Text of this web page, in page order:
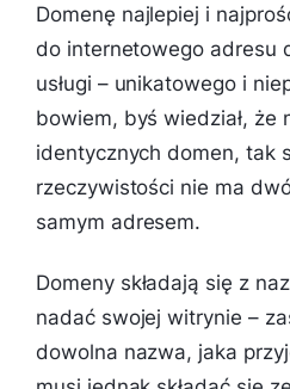
Domenę najlepiej i
do internetowego adresu
usługi – unikatowego i
bowiem, byś wiedział, że
identycznych domen, tak
rzeczywistości nie ma
samym adresem.
Domeny składają się z
nadać swojej witrynie –
dowolna nazwa, jaka